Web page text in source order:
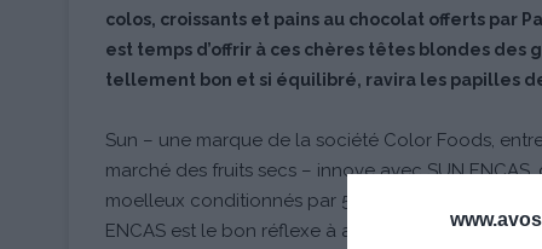
colos, croissants et pains au chocolat offerts par
est temps d’offrir à ces chères têtes blondes des
tellement bon et si équilibré, ravira les papilles
Sun – une marque de la société Color Foods,
marché des fruits secs – innove avec SUN
moelleux conditionnés par 5 comme les 4 jours
ENCAS est le bon réflexe à adopter dès la rentrée